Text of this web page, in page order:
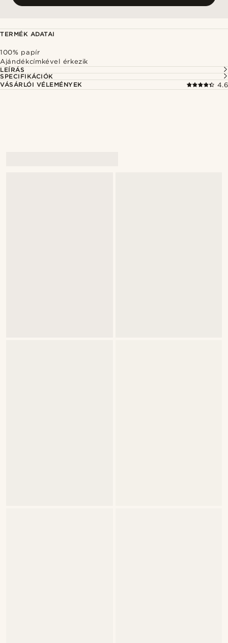
TERMÉK ADATAI
100% papír
Ajándékcímkével érkezik
LEÍRÁS
SPECIFIKÁCIÓK
VÁSÁRLÓI VÉLEMÉNYEK
4.6